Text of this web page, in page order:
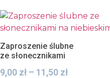
Zaproszenie ślubne
ze słonecznikami
9,00 zł – 11,50 zł